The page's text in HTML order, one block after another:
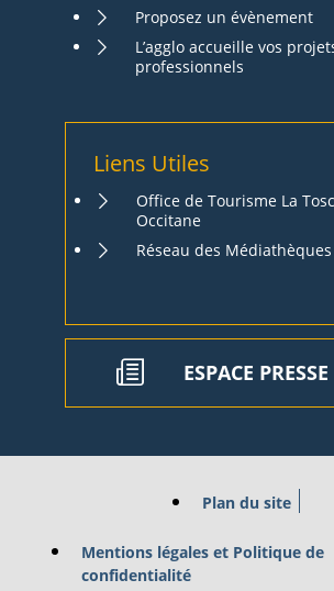
Proposez un évènement
L’agglo accueille vos
professionnels
Liens Utiles
Office de Tourisme La
Occitane
Réseau des Médiathèques
ESPACE PRESSE
Plan du site
Mentions légales et Politique de
confidentialité